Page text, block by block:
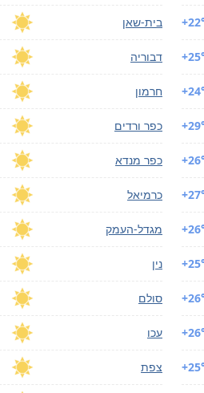
בית-שאן
דבוריה
חרמון
כפר ורדים
כפר מנדא
כרמיאל
מגדל-העמק
נין
סולם
עכו
צפת